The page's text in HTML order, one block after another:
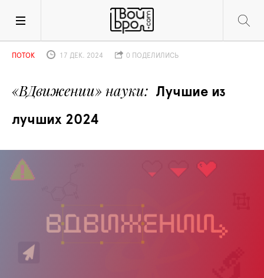
«ВДвижении» науки
Лучшие из
лучших 2024
ПОТОК 17 ДЕК. 2024 0 ПОДЕЛИЛИСЬ